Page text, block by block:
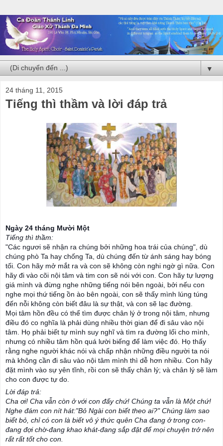
▼
24 tháng 11, 2015
Tiếng thì thầm và lời đáp trả
Ngày 24 tháng Mười Một
Tiếng thì thầm:
"Các ngươi sẽ nhận ra chúng bởi những hoa trái của chúng", dù
chúng phò Ta hay chống Ta, dù chúng đến từ ánh sáng hay bóng
tối. Con hãy mở mắt ra và con sẽ không còn nghi ngờ gì nữa. Con
hãy đi vào cõi nội tâm và tim con sẽ nói với con. Con hãy tự lượng
giá mình và đừng nghe những tiếng nói bên ngoài, bởi nếu con
nghe mọi thứ tiếng ồn ào bên ngoài, con sẽ thấy mình lúng túng
đến nỗi không còn biết đâu là sự thật, và con sẽ lạc đường.
Mọi tâm hồn đều có thể tìm được chân lý ở trong nội tâm, nhưng
điều đó co nghĩa là phải dùng nhiều thời gian để đi sâu vào nội
tâm. Họ phải biết tự mình suy nghĩ và tìm ra đường lối cho mình,
nhưng có nhiều tâm hồn quá lười biếng để làm việc đó. Họ thấy
rằng nghe người khác nói và chấp nhận những điều người ta nói
mà không cần đi sâu vào nội tâm mình thì dễ hơn nhiều. Con hãy
đặt mình vào sự yên tĩnh, rồi con sẽ thấy chân lý; và chân lý sẽ làm
cho con được tự do.
Lời đáp trả:
Cha ơi! Cha vẫn còn ở với con đấy chứ! Chúng ta vẫn là Một chứ!
Nghe đám con nít hát:"Bỏ Ngài con biết theo ai?" Chúng làm sao
biết bỏ, chỉ có con là biết vô ý thức quên Cha đang ở trong con-
đang đợi chờ-đang khao khát-đang sắp đặt để mọi chuyện trở nên
rất rất tốt cho con.